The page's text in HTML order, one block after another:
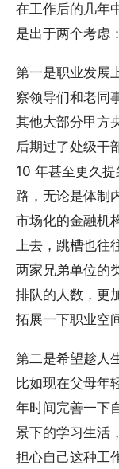
在工作后的几年
是出于两个考虑：
第一是职业发展
察领导们和老同
其他大部分甲方
后期过了处级干
10 年甚至更久
路，无论是体制
市场化的金融机
上去，跳槽也往
两家兄弟单位的
排队的人数，更
拓展一下职业空
第二是希望趁人
比如现在父母年
年时间完善一下
景下的学习生活
担心自己这种工